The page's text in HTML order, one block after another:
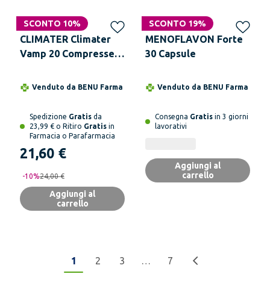
SCONTO 10%
CLIMATER Climater
Vamp 20 Compresse
Alimentare
Venduto da BENU Farma
Spedizione Gratis da
23,99 € o Ritiro Gratis in
Farmacia o Parafarmacia
21,60 €
-10%24,00 €
Aggiungi al
carrello
SCONTO 19%
MENOFLAVON Forte
30 Capsule
Venduto da BENU Farma
Consegna Gratis in 3 giorni
lavorativi
Aggiungi al
carrello
1 2 3 … 7